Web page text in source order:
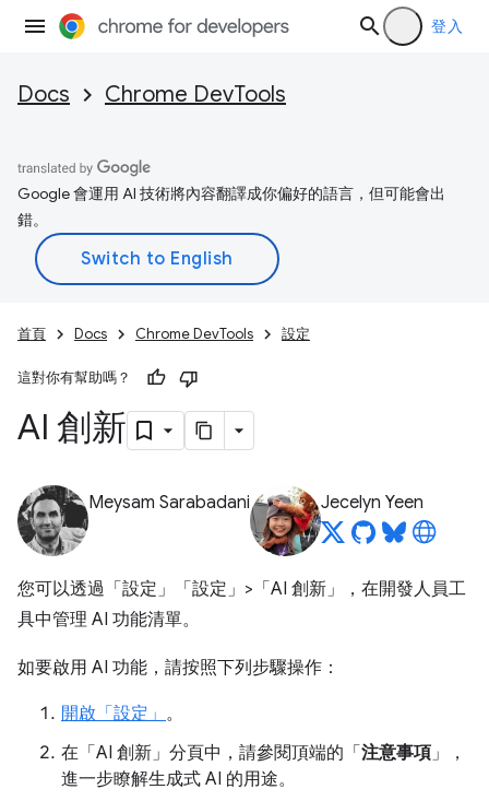
登入
Docs Chrome DevTools
Google 會運用 AI 技術將內容翻譯成你偏好的語言，但可能會出
錯。
首頁 Docs Chrome DevTools 設定
這對你有幫助嗎？
AI 創新
Meysam Sarabadani Jecelyn Yeen
您可以透過「設定」 「設定」>「AI 創新」
，在開發人員工
具中管理 AI 功能清單。
如要啟用 AI 功能，請按照下列步驟操作：
開啟「設定」 。
在「AI 創新」 分頁中，請參閱頂端的「 注意事項」，
進一步瞭解生成式 AI 的用途。